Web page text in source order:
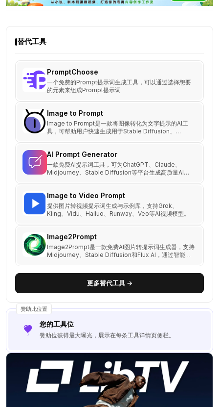
替代工具
PromptChoose
一个免费的Prompt提示词生成工具，可以通过选择想要
的元素来组成Prompt提示词
Image to Prompt
Image to Prompt是一款将图像转化为文字提示的AI工
具，可帮助用户快速生成用于Stable Diffusion、
AI Prompt Generator
一款免费AI提示词工具，可为ChatGPT、Claude、
Midjourney、Stable Diffusion等平台生成高质量AI提
Image to Video Prompt
提供图片转视频提示词生成与示例库，支持Grok、
Kling、Vidu、Hailuo、Runway、Veo等AI视频模型。
Image2Prompt
Image2Prompt是一款免费AI图片转提示词生成器，支持
Midjourney、Stable Diffusion和Flux AI，通过智能分
更多替代工具 →
赞助此位置
您的工具位
赞助位获得最大曝光，展示在每条工具详情页侧栏。